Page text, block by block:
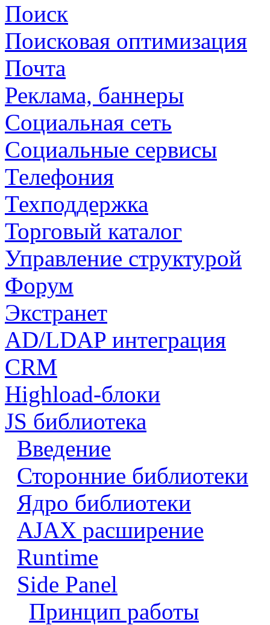
Поиск
Поисковая оптимизация
Почта
Реклама, баннеры
Социальная сеть
Социальные сервисы
Телефония
Техподдержка
Торговый каталог
Управление структурой
Форум
Экстранет
AD/LDAP интеграция
CRM
Highload-блоки
JS библиотека
Введение
Сторонние библиотеки
Ядро библиотеки
AJAX расширение
Runtime
Side Panel
Принцип работы